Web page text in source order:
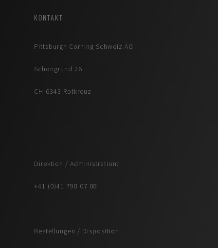
KONTAKT
Pittsburgh Corning Schweiz AG
Schöngrund 26
CH-6343 Rotkreuz
Direktion / Administration:
+41 (0)41 798 07 08
Bestellungen / Disposition: